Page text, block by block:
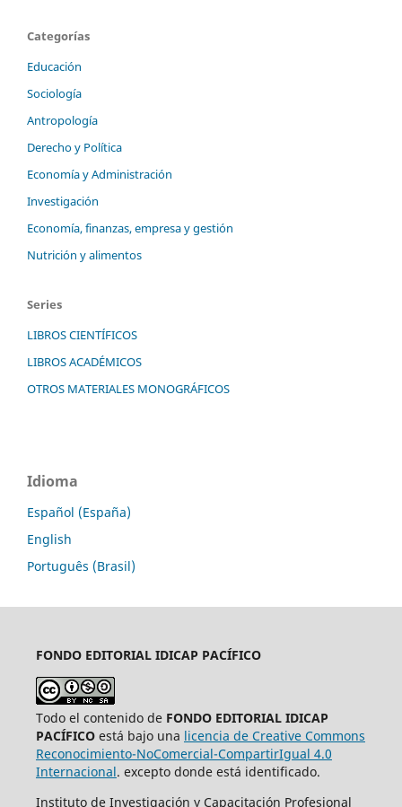
Categorías
Educación
Sociología
Antropología
Derecho y Política
Economía y Administración
Investigación
Economía, finanzas, empresa y gestión
Nutrición y alimentos
Series
LIBROS CIENTÍFICOS
LIBROS ACADÉMICOS
OTROS MATERIALES MONOGRÁFICOS
Idioma
Español (España)
English
Português (Brasil)
FONDO EDITORIAL IDICAP PACÍFICO
Todo el contenido de FONDO EDITORIAL IDICAP
PACÍFICO está bajo una licencia de Creative Commons
Reconocimiento-NoComercial-CompartirIgual 4.0
Internacional. excepto donde está identificado.
Instituto de Investigación y Capacitación Profesional